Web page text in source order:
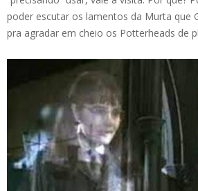
poder escutar os lamentos da Murta que
pra agradar em cheio os Potterheads de